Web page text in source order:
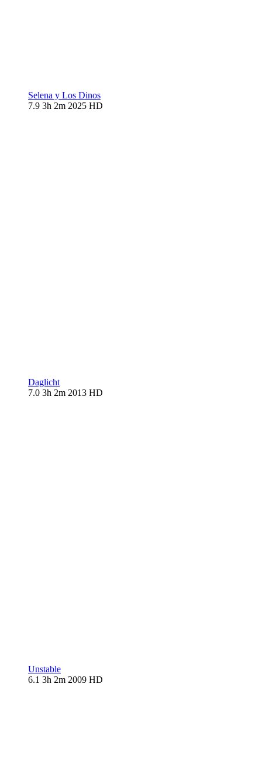
Selena y Los Dinos
7.9 3h 2m 2025 HD
Daglicht
7.0 3h 2m 2013 HD
Unstable
6.1 3h 2m 2009 HD